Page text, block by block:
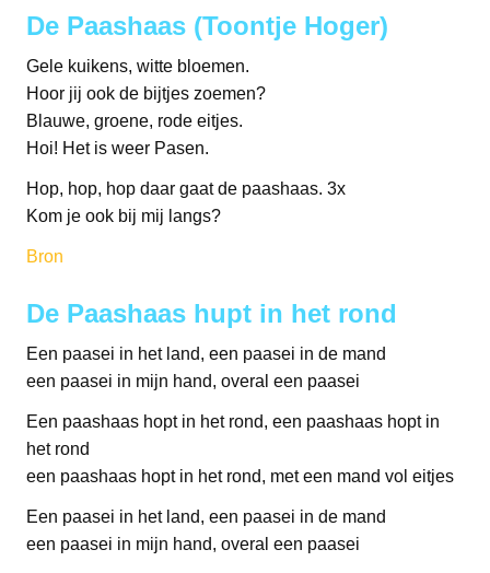
De Paashaas (Toontje Hoger)
Gele kuikens, witte bloemen.
Hoor jij ook de bijtjes zoemen?
Blauwe, groene, rode eitjes.
Hoi! Het is weer Pasen.
Hop, hop, hop daar gaat de paashaas. 3x
Kom je ook bij mij langs?
Bron
De Paashaas hupt in het rond
Een paasei in het land, een paasei in de mand
een paasei in mijn hand, overal een paasei
Een paashaas hopt in het rond, een paashaas hopt in
het rond
een paashaas hopt in het rond, met een mand vol eitjes
Een paasei in het land, een paasei in de mand
een paasei in mijn hand, overal een paasei